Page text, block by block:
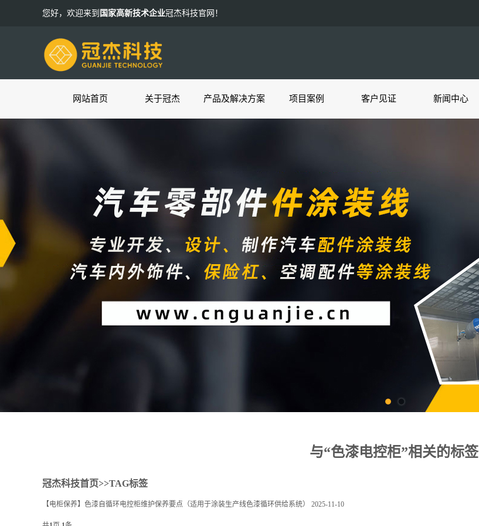
您好，欢迎来到 国家高新技术企业冠杰科技官网！
网站首页 关于冠杰 产品及解决方案 项目案例 客户见证 新闻中心
与“色漆电控柜”相关的标签
冠杰科技首页>>TAG标签
【电柜保养】色漆自循环电控柜维护保养要点（适用于涂装生产线色漆循环供给系统） 2025-11-10